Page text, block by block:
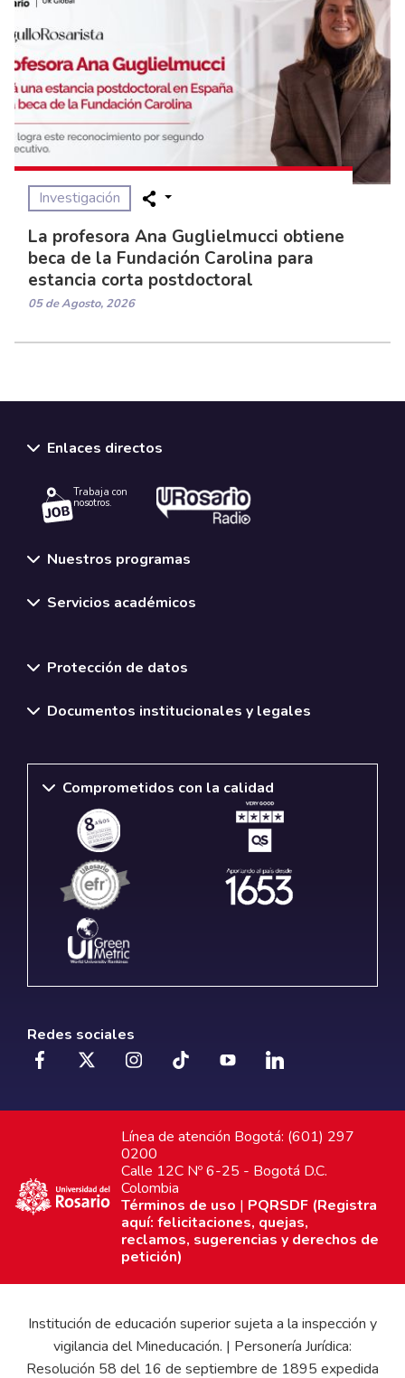
Investigación
La profesora Ana Guglielmucci obtiene
beca de la Fundación Carolina para
estancia corta postdoctoral
05 de Agosto, 2026
Enlaces directos
Trabaja con
nosotros.
Nuestros programas
Servicios académicos
Protección de datos
Documentos institucionales y legales
Comprometidos con la calidad
Redes sociales
Línea de atención Bogotá: (601) 297
0200
Calle 12C Nº 6-25 - Bogotá D.C.
Colombia
Términos de uso | PQRSDF (Registra
aquí: felicitaciones, quejas,
reclamos, sugerencias y derechos de
petición)
Institución de educación superior sujeta a la inspección y
vigilancia del Mineducación. | Personería Jurídica:
Resolución 58 del 16 de septiembre de 1895 expedida